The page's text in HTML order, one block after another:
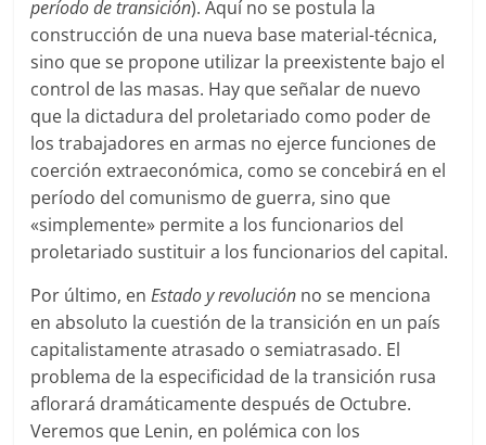
período de transición). Aquí no se postula la
construcción de una nueva base material-técnica,
sino que se propone utilizar la preexistente bajo el
control de las masas. Hay que señalar de nuevo
que la dictadura del proletariado como poder de
los trabajadores en armas no ejerce funciones de
coerción extraeconómica, como se concebirá en el
período del comunismo de guerra, sino que
«simplemente» permite a los funcionarios del
proletariado sustituir a los funcionarios del capital.
Por último, enEstado y revolución no se menciona
en absoluto la cuestión de la transición en un país
capitalistamente atrasado o semiatrasado. El
problema de la especificidad de la transición rusa
aflorará dramáticamente después de Octubre.
Veremos que Lenin, en polémica con los